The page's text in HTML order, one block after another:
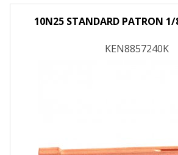
10N25 STANDARD PATRON
KEN8857240K